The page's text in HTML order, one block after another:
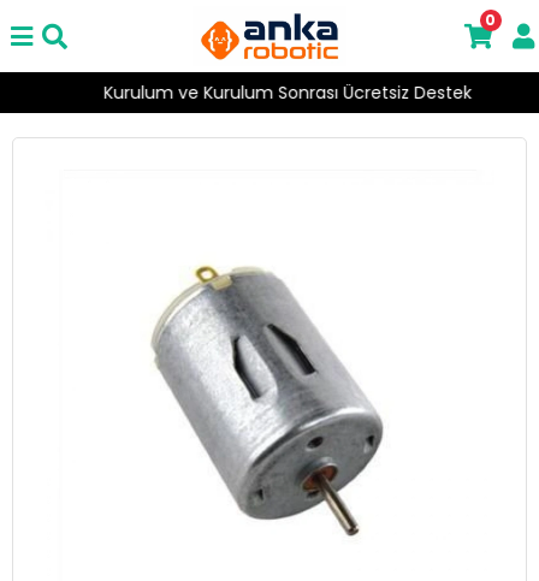
Kurulum ve Kurulum Sonrası Ücretsiz Destek
0